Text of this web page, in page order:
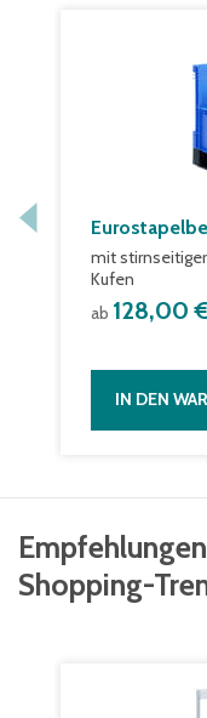
mit
Kufen
ab 128,00
IN DEN
Shopping-